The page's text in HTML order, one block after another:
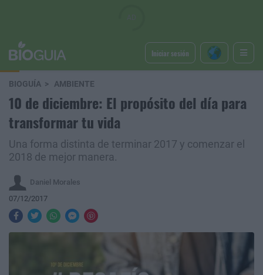
Iniciar sesión
BIOGUÍA AMBIENTE
10 de diciembre: El propósito del día para
transformar tu vida
Una forma distinta de terminar 2017 y comenzar el
2018 de mejor manera.
Daniel Morales
07/12/2017